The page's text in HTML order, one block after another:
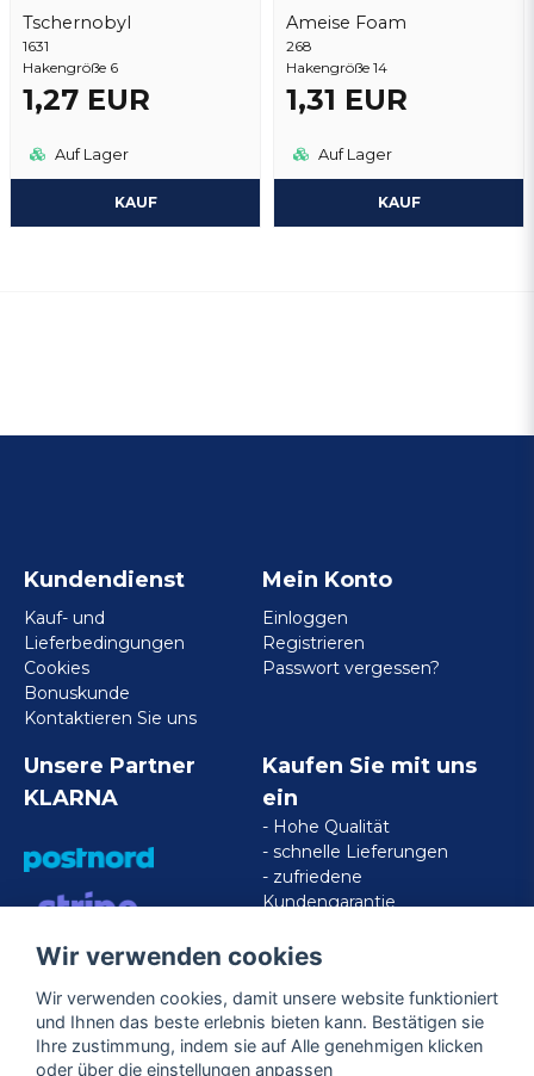
Tschernobyl
1631
Hakengröße 6
1,27 EUR
Auf Lager
KAUF
Ameise Foam
268
Hakengröße 14
1,31 EUR
Auf Lager
KAUF
Kundendienst
Kauf- und
Lieferbedingungen
Cookies
Bonuskunde
Kontaktieren Sie uns
Mein Konto
Einloggen
Registrieren
Passwort vergessen?
Unsere Partner
KLARNA
VISA/MASTERCARD/AMERICAN
EXPRESS
Kaufen Sie mit uns
ein
- Hohe Qualität
- schnelle Lieferungen
- zufriedene
Kundengarantie
Folgen Sie uns
Wir verwenden cookies
Wir verwenden cookies, damit unsere website funktioniert
und Ihnen das beste erlebnis bieten kann. Bestätigen sie
Ihre zustimmung, indem sie auf Alle genehmigen klicken
oder über die einstellungen anpassen